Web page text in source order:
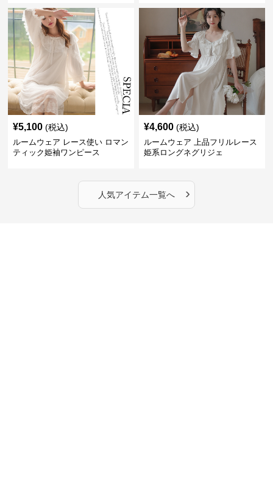
¥5,100 (税込)
ルームウェア レース使い ロマン
ティック姫袖ワンピース
¥4,600 (税込)
ルームウェア 上品フリルレース
姫系ロングネグリジェ
人気アイテム一覧へ ›